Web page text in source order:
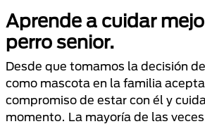
Aprende a cuidar
perro senior.
Desde que tomamos la decisión
como mascota en la familia
compromiso de estar con él y
momento. La mayoría de las